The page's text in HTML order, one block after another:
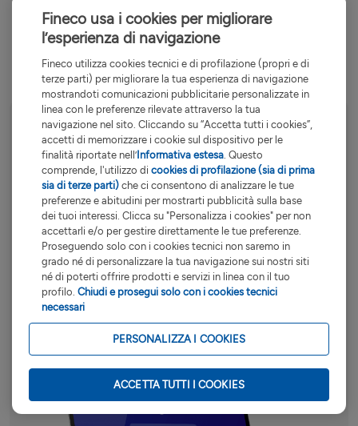
Scopri di più
Crea la tua identità
digitale SPID
Con Fineco e Namirial accedi ai servizi
online della Pubblica Amministrazione e
delle aziende aderenti.
In collaborazione con
Fineco usa i cookies per migliorare
l’esperienza di navigazione
Fineco utilizza cookies tecnici e di profilazione (propri e di
terze parti) per migliorare la tua esperienza di navigazione
mostrandoti comunicazioni pubblicitarie personalizzate in
linea con le preferenze rilevate attraverso la tua
navigazione nel sito. Cliccando su “Accetta tutti i cookies”,
accetti di memorizzare i cookie sul dispositivo per le
finalità riportate nell’Informativa estesa. Questo
comprende, l'utilizzo di cookies di profilazione (sia di prima
sia di terze parti)che ci consentono di analizzare le tue
preferenze e abitudini per mostrarti pubblicità sulla base
dei tuoi interessi. Clicca su "Personalizza i cookies" per non
accettarli e/o per gestire direttamente le tue preferenze.
Proseguendo solo con i cookies tecnici non saremo in
grado né di personalizzare la tua navigazione sui nostri siti
né di poterti offrire prodotti e servizi in linea con il tuo
profilo. Chiudi e prosegui solo con i cookies tecnici
necessari
PERSONALIZZA I COOKIES
ACCETTA TUTTI I COOKIES